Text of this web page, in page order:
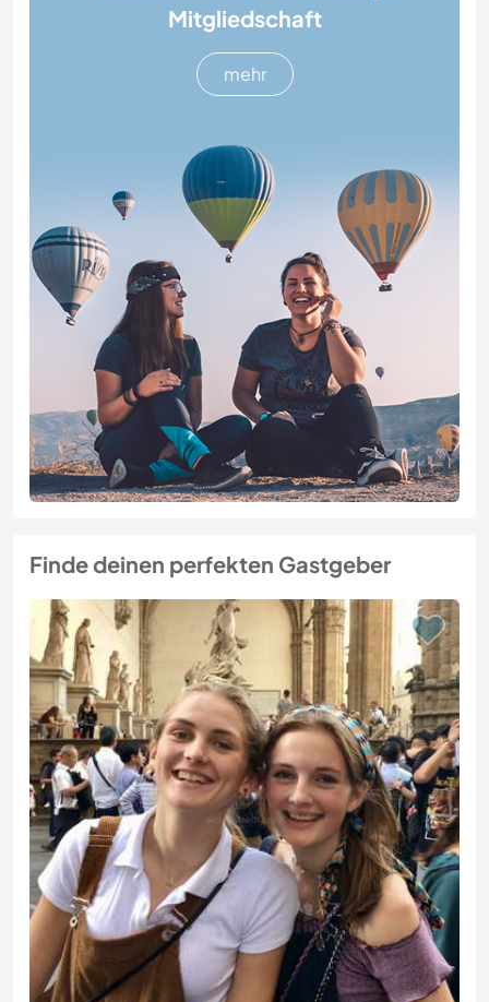
Mitgliedschaft
mehr
Finde deinen perfekten Gastgeber